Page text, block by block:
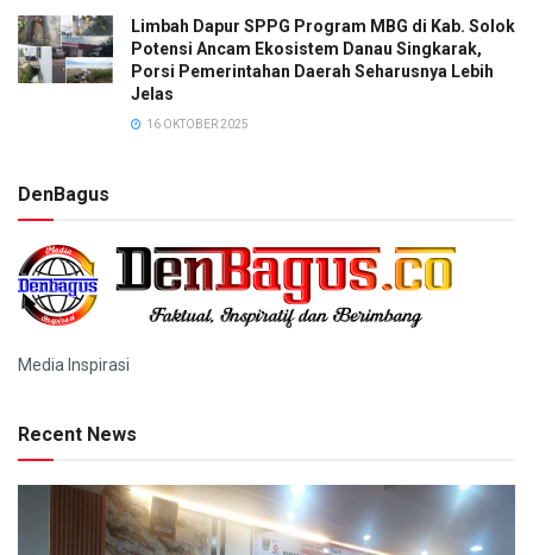
Limbah Dapur SPPG Program MBG di Kab. Solok
Potensi Ancam Ekosistem Danau Singkarak,
Porsi Pemerintahan Daerah Seharusnya Lebih
Jelas
16 OKTOBER 2025
DenBagus
Media Inspirasi
Recent News